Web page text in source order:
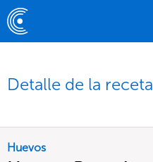
Detalle de la receta
Huevos